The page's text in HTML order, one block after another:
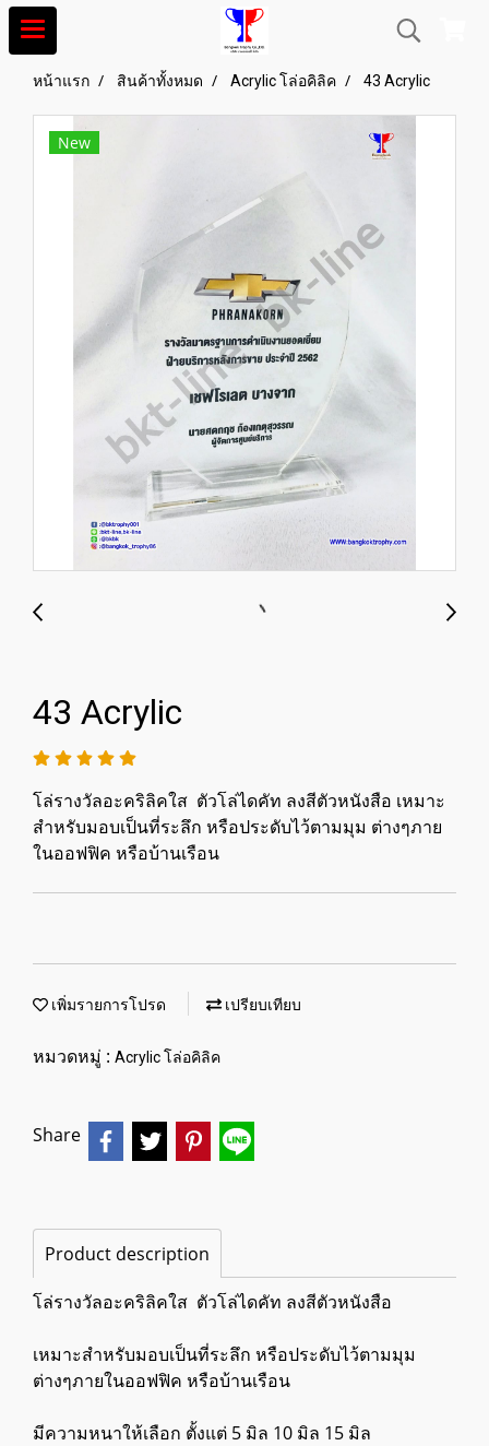
หน้าแรก สินค้าทั้งหมด Acrylic โล่อคิลิค 43 Acrylic
New
43 Acrylic
โล่รางวัลอะคริลิคใส ตัวโล่​ไดคัท ลงสีตัวหนังสือ เหมาะ
สำหรับมอบเป็นที่ระลึก หรือประดับไว้ตามมุม ต่างๆภาย
ในออฟฟิค หรือบ้านเรือน
เพิ่มรายการโปรด เปรียบเทียบ
หมวดหมู่ : Acrylic โล่อคิลิค
Share
Product description
โล่รางวัลอะคริลิคใส ตัวโล่​ไดคัท ลงสีตัวหนังสือ
เหมาะสำหรับมอบเป็นที่ระลึก หรือประดับไว้ตามมุม
ต่างๆภายในออฟฟิค หรือบ้านเรือน
มีความหนาให้เลือก ตั้งแต่ 5 มิล 10 มิล 15 มิล